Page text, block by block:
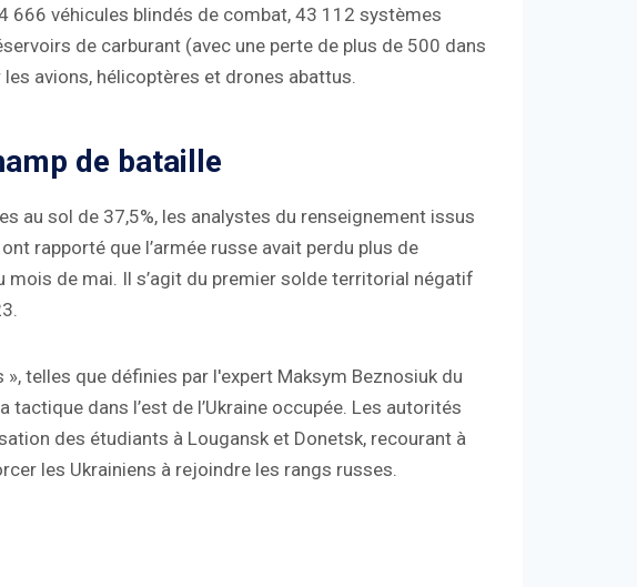
666 véhicules blindés de combat, 43 112 systèmes
de carburant (avec une perte de plus de 500 dans
avions, hélicoptères et drones abattus.
de bataille
au sol de 37,5%, les analystes du renseignement issus
rapporté que l’armée russe avait perdu plus de
mois de mai. Il s’agit du premier solde territorial négatif
telles que définies par l'expert Maksym Beznosiuk du
tactique dans l’est de l’Ukraine occupée. Les autorités
des étudiants à Lougansk et Donetsk, recourant à
les Ukrainiens à rejoindre les rangs russes.